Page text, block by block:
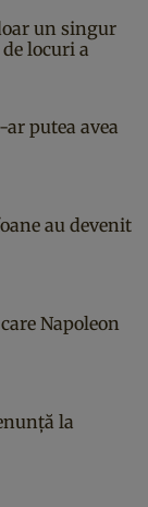
un singur
locuri a
putea avea
au devenit
Napoleon
la